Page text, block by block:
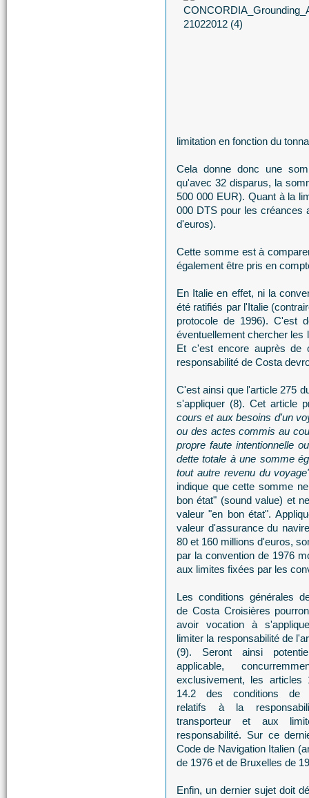
limitation en fonction du
Cela donne donc une
qu'avec 32 disparus, la
500 000 EUR). Quant à la
000 DTS pour les créances
d'euros).
Cette somme est à
également être pris en
En Italie en effet, ni la
été ratifiés par l'Italie
protocole de 1996). C'est
éventuellement chercher les
Et c'est encore auprès de
responsabilité de Costa
C'est ainsi que l'article 275
s'appliquer (8). Cet article
cours et aux besoins d'un
ou des actes commis au
propre faute intentionnelle
dette totale à une somme
tout autre revenu du
indique que cette somme
bon état" (sound value) et
valeur "en bon état".
valeur d'assurance du
80 et 160 millions d'euros,
par la convention de 1976
aux limites fixées par les
Les conditions générales
de Costa Croisières
avoir vocation à
limiter la responsabilité de
(9). Seront ainsi
applicable,
exclusivement, les articles
14.2 des conditions de
relatifs à la
transporteur et aux
responsabilité. Sur ce
Code de Navigation Italien
de 1976 et de Bruxelles de
Enfin, un dernier sujet doit